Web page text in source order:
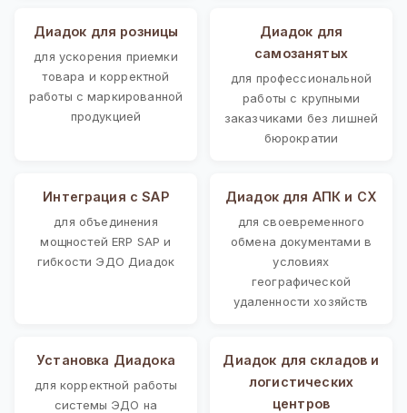
Диадок для розницы
для ускорения приемки
товара и корректной
работы с маркированной
продукцией
Диадок для
самозанятых
для профессиональной
работы с крупными
заказчиками без лишней
бюрократии
Интеграция с SAP
для объединения
мощностей ERP SAP и
гибкости ЭДО Диадок
Диадок для АПК и СХ
для своевременного
обмена документами в
условиях
географической
удаленности хозяйств
Установка Диадока
для корректной работы
системы ЭДО на
Диадок для складов и
логистических
центров